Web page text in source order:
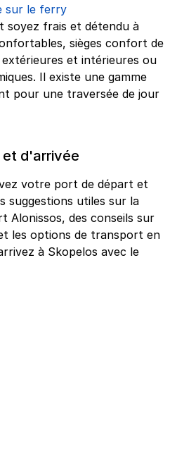
sur le ferry
soyez frais et détendu à
sièges confort de
et intérieures ou
Il existe une gamme
pour une traversée de jour
d'arrivée
votre port de départ et
suggestions utiles sur la
Alonissos, des conseils sur
les options de transport en
à Skopelos avec le